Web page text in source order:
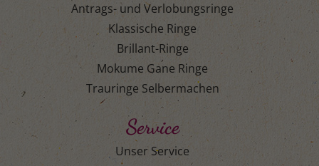
Antrags- und Verlobungsringe
Klassische Ringe
Brillant-Ringe
Mokume Gane Ringe
Trauringe Selbermachen
Service
Unser Service